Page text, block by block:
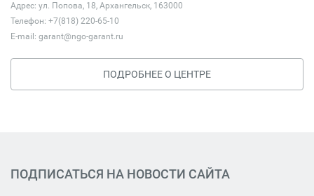
Адрес: ул. Попова, 18, Архангельск, 163000
Телефон: +7(818) 220-65-10
E-mail: garant@ngo-garant.ru
ПОДРОБНЕЕ О ЦЕНТРЕ
ПОДПИСАТЬСЯ НА НОВОСТИ САЙТА